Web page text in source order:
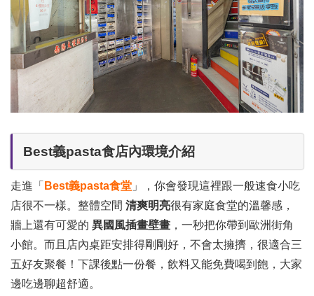
Best義pasta食店內環境介紹
走進「 Best義pasta食堂 」，你會發現這裡跟一般速食小吃
店很不一樣。整體空間 清爽明亮很有家庭食堂的溫馨感，
牆上還有可愛的 異國風插畫壁畫 ，一秒把你帶到歐洲街角
小館。而且店內桌距安排得剛剛好，不會太擁擠，很適合三
五好友聚餐！下課後點一份餐，飲料又能免費喝到飽，大家
邊吃邊聊超舒適。